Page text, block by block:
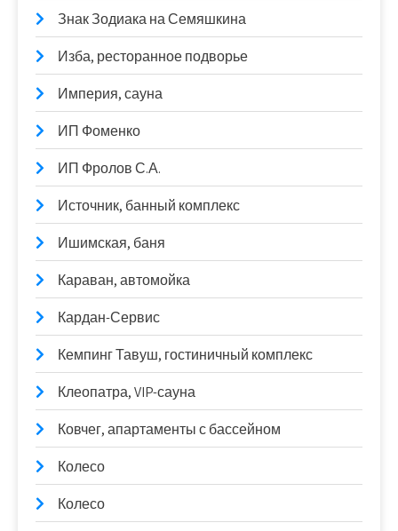
Знак Зодиака на Семяшкина
Изба, ресторанное подворье
Империя, сауна
ИП Фоменко
ИП Фролов С.А.
Источник, банный комплекс
Ишимская, баня
Караван, автомойка
Кардан-Сервис
Кемпинг Тавуш, гостиничный комплекс
Клеопатра, VIP-сауна
Ковчег, апартаменты с бассейном
Колесо
Колесо